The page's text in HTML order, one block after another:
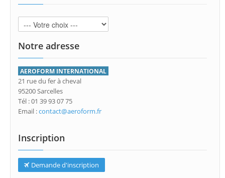
Notre adresse
AEROFORM INTERNATIONAL
21 rue du fer à cheval
95200 Sarcelles
Tél : 01 39 93 07 75
Email :contact@aeroform.fr
Inscription
Demande d'inscription